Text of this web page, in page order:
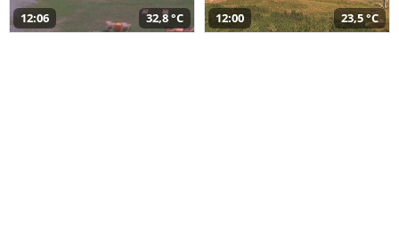
12:06 32,8 °C 12:00 23,5 °C